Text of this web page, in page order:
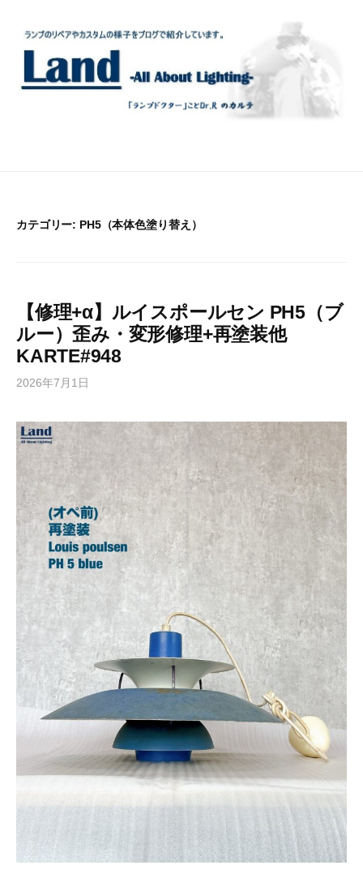
カテゴリー: PH5（本体色塗り替え）
【修理+α】ルイスポールセン PH5（ブ
ルー）歪み・変形修理+再塗装他
KARTE#948
2026年7月1日